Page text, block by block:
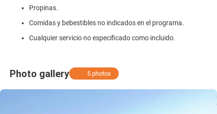
Propinas.
Comidas y bebestibles no indicados en el programa.
Cualquier servicio no especificado como incluido.
Photo gallery 5 photos